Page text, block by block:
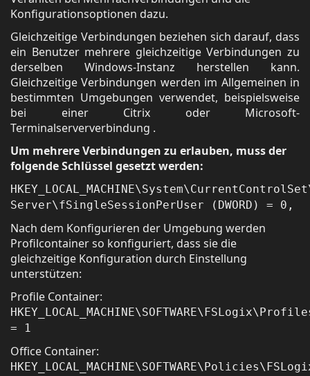
Konfigurationsoptionen dazu.
Gleichzeitige Verbindungen beziehen sich darauf, dass
ein Benutzer mehrere gleichzeitige Verbindungen zu
derselben Windows-Instanz herstellen kann.
Gleichzeitige Verbindungen werden im Allgemeinen in
bestimmten Umgebungen verwendet, beispielsweise
bei einer Citrix oder Microsoft-
Terminalserververbindung .
Um mehrere Verbindungen zu erlauben, muss der
folgende Schlüssel gesetzt werden:
Server\fSingleSessionPerUser (DWORD) = 0,
Nach dem Konfigurieren der Umgebung werden
Profilcontainer so konfiguriert, dass sie die
gleichzeitige Konfiguration durch Einstellung
unterstützen:
Profile Container:
= 1
Office Container: